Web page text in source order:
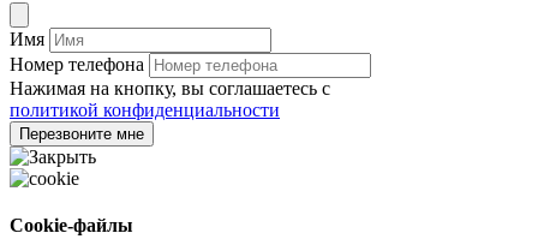
Имя
Номер телефона
Нажимая на кнопку, вы соглашаетесь с
политикой конфиденциальности
Перезвоните мне
Cookie-файлы